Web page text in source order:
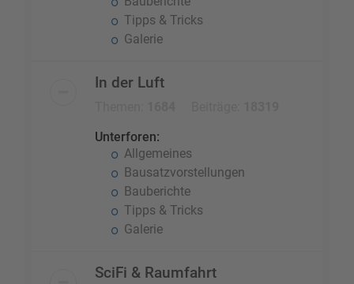
Tipps & Tricks
Galerie
In der Luft
Unterforen:
Allgemeines
Bausatzvorstellungen
Bauberichte
Tipps & Tricks
Galerie
SciFi & Raumfahrt